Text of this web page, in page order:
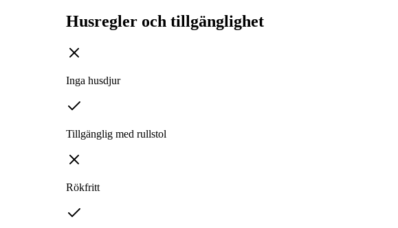
Husregler och tillgänglighet
Inga husdjur
Tillgänglig med rullstol
Rökfritt